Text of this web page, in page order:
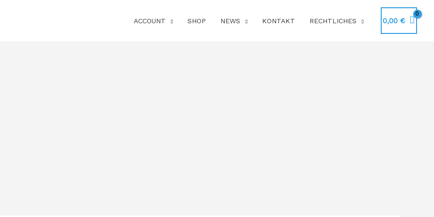
ACCOUNT SHOP NEWS KONTAKT RECHTLICHES 0,00 €